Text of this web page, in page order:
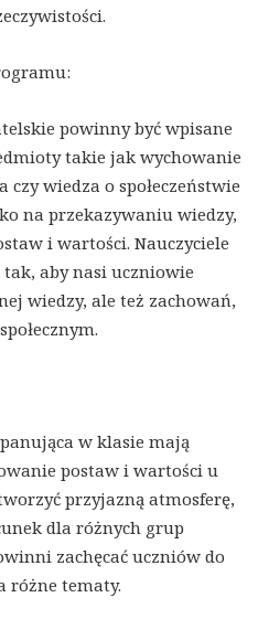
powinny być wpisane
takie jak wychowanie
wiedza o społeczeństwie
na przekazywaniu wiedzy,
i wartości. Nauczyciele
aby nasi uczniowie
wiedzy, ale też zachowań,
w klasie mają
postaw i wartości u
przyjazną atmosferę,
dla różnych grup
zachęcać uczniów do
różne tematy.